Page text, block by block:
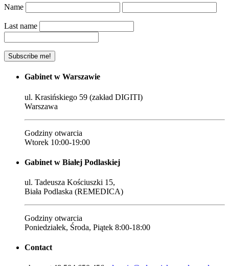
Name
Last name
Gabinet w Warszawie
ul. Krasińskiego 59 (zakład DIGITI)
Warszawa
Godziny otwarcia
Wtorek 10:00-19:00
Gabinet w Białej Podlaskiej
ul. Tadeusza Kościuszki 15,
Biała Podlaska (REMEDICA)
Godziny otwarcia
Poniedziałek, Środa, Piątek 8:00-18:00
Contact